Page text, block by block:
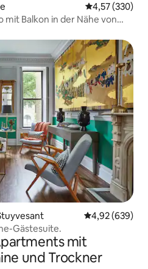
4,57 (330)
mit Balkon in der Nähe von
4,92 (639)
Gästesuite.
mit
und Trockner